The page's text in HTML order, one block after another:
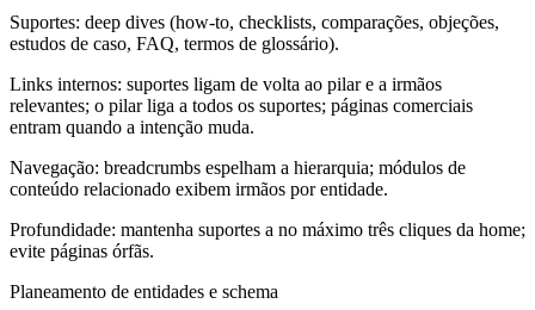
Suportes: deep dives (how-to, checklists, comparações, objeções,
estudos de caso, FAQ, termos de glossário).
Links internos: suportes ligam de volta ao pilar e a irmãos
relevantes; o pilar liga a todos os suportes; páginas comerciais
entram quando a intenção muda.
Navegação: breadcrumbs espelham a hierarquia; módulos de
conteúdo relacionado exibem irmãos por entidade.
Profundidade: mantenha suportes a no máximo três cliques da home;
evite páginas órfãs.
Planeamento de entidades e schema